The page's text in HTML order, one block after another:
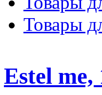
Товары
Estel me,